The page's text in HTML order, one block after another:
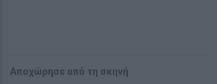
Αποχώρησε από τη σκηνή